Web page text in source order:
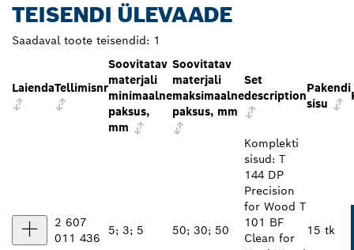
TEISENDI ÜLEVAADE
Saadaval toote teisendid: 1
LaiendaTellimisnr
Soovitatav
materjali
minimaalne
paksus,
mm
Soovitatav
materjali
maksimaalne
paksus, mm
Set
description
Pakendi
sisu
2 607
011 436
5; 3; 5 50; 30; 50
Komplekti
sisud: T
144 DP
Precision
for Wood T
101 BF
Clean for
15 tk